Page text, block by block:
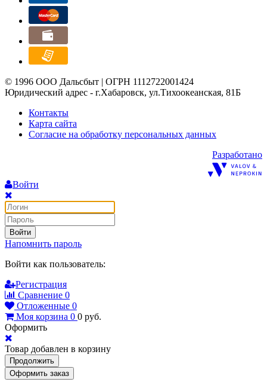
© 1996 ООО Дальсбыт | ОГРН 1112722001424
Юридический адрес - г.Хабаровск, ул.Тихоокеанская, 81Б
Контакты
Карта сайта
Согласие на обработку персональных данных
Разработано
Войти
Войти
Напомнить пароль
Войти как пользователь:
Регистрация
Сравнение 0
Отложенные 0
Моя корзина 0 0 руб.
Оформить
Товар добавлен в корзину
Продолжить
Оформить заказ